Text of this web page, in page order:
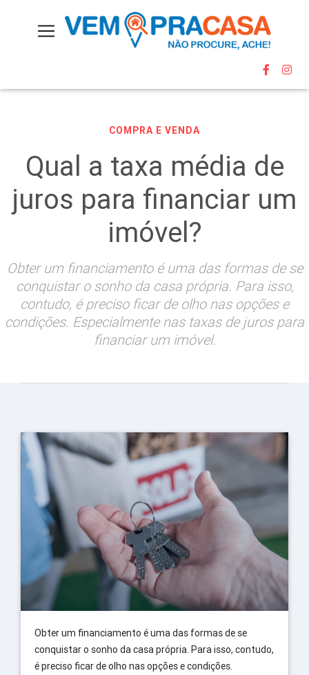
COMPRA E VENDA
Qual a taxa média de
juros para financiar um
imóvel?
Obter um financiamento é uma das formas de se
conquistar o sonho da casa própria. Para isso,
contudo, é preciso ficar de olho nas opções e
condições. Especialmente nas taxas de juros para
financiar um imóvel.
Obter um financiamento é uma das formas de se
conquistar o sonho da casa própria. Para isso, contudo,
é preciso ficar de olho nas opções e condições.